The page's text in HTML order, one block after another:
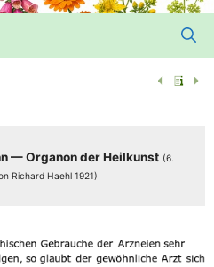
— Orga­non der Heil­kunst (6.
Richard Haehl 1921)